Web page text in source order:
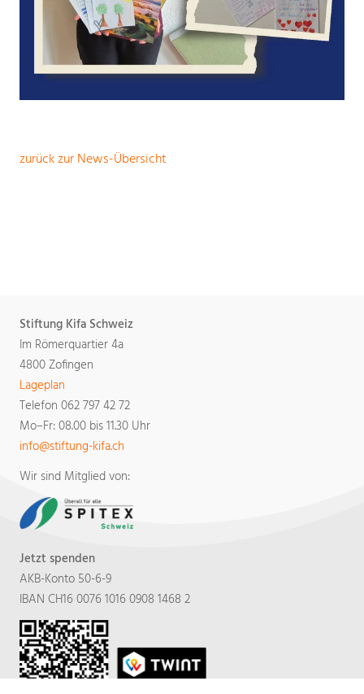
zurück zur News-Übersicht
Stiftung Kifa Schweiz
Im Römerquartier 4a
4800 Zofingen
Lageplan
Telefon 062 797 42 72
Mo–Fr: 08.00 bis 11.30 Uhr
​​​​​​​info
stiftung-kifa.ch​​​​​​​
Wir sind Mitglied von:
Jetzt spenden
AKB-Konto 50-6-9
IBAN CH16 0076 1016 0908 1468 2